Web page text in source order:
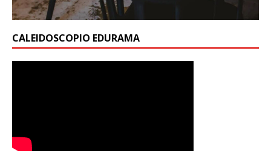
CALEIDOSCOPIO EDURAMA